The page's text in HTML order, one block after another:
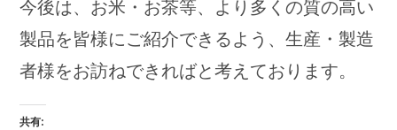
今後は、お米・お茶等、より多くの質の高い
製品を皆様にご紹介できるよう、生産・製造
者様をお訪ねできればと考えております。
共有: